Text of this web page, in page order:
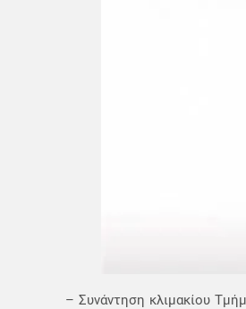
– Συνάντηση κλιμακίου